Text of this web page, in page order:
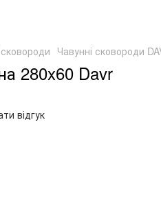
Чавунні сковороди
280x60 Davr
відгук